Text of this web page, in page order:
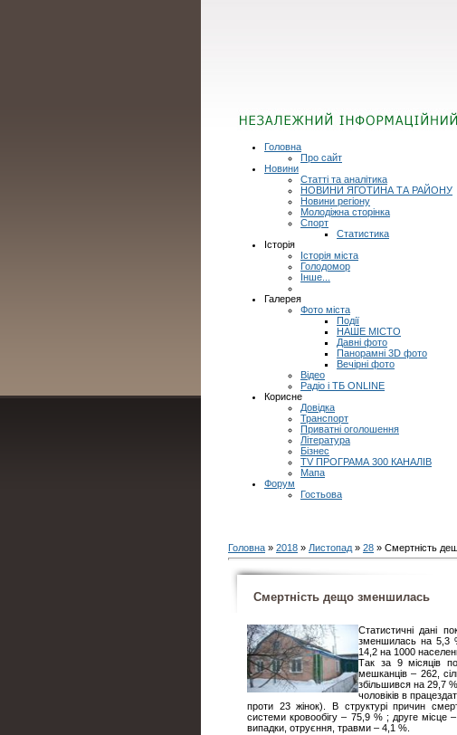
Головна
Про сайт
Новини
Статті та аналітика
НОВИНИ ЯГОТИНА ТА РАЙОНУ
Новини регіону
Молодіжна сторінка
Спорт
Статистика
Історія
Історія міста
Голодомор
Інше...
Галерея
Фото міста
Події
НАШЕ МІСТО
Давні фото
Панорамні 3D фото
Вечірні фото
Відео
Радіо і ТБ ONLINE
Корисне
Довідка
Транспорт
Приватні оголошення
Література
Бізнес
TV ПРОГРАМА 300 КАНАЛІВ
Мапа
Форум
Гостьова
Головна » 2018 » Листопад » 28 » Cмертність
Cмертність дещо зменшилась
Статистичні дані
зменшилась на 5,3
14,2 на 1000
Так за 9 місяців
мешканців – 262,
збільшився на 29,7
чоловіків в
проти 23 жінок). В структурі причин
системи кровообігу – 75,9 % ; друге місце
випадки, отруєння, травми – 4,1 %.